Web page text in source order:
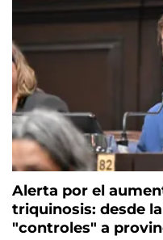
Alerta por el
triquinosis: desde
"controles" a